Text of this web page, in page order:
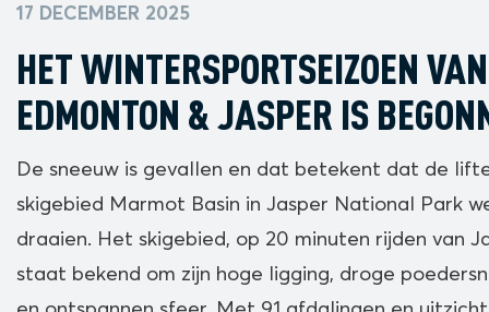
17 DECEMBER 2025
HET WINTERSPORTSEIZOEN VAN
EDMONTON & JASPER IS
De sneeuw is gevallen en dat betekent dat de
skigebied Marmot Basin in Jasper National Park
draaien. Het skigebied, op 20 minuten rijden van
staat bekend om zijn hoge ligging, droge